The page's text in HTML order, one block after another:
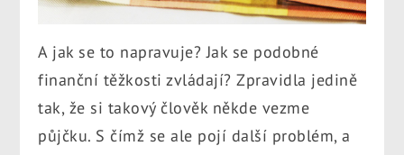
A jak se to napravuje? Jak se podobné
finanční těžkosti zvládají? Zpravidla jedině
tak, že si takový člověk někde vezme
půjčku. S čímž se ale pojí další problém, a